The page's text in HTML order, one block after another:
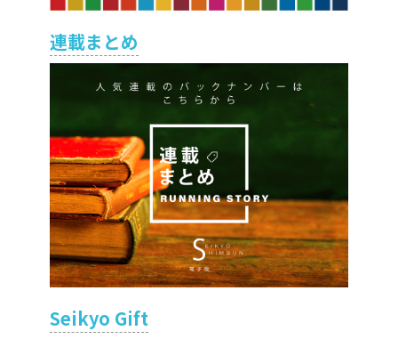
連載まとめ
Seikyo Gift